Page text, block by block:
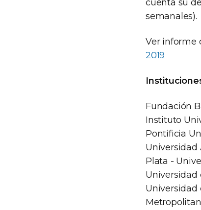
cuenta su
semanales).
Ver informe
2019
Fundación
Instituto
Pontificia
Universidad
Plata -
Universidad
Universidad